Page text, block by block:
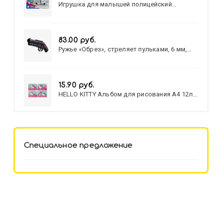
Игрушка для малышей полицейский
83.00 руб.
Ружье «Обрез», стреляет пульками, 6 мм,
15.90 руб.
HELLO KITTY Альбом для рисования А4 12л.
Специальное предложение